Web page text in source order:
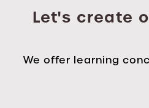
Let's create
We offer learning